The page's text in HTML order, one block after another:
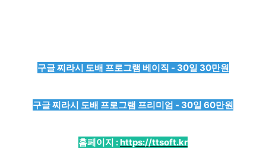
구글 찌라시 도배 프로그램 베이직 - 30일 30만원
구글 찌라시 도배 프로그램 프리미엄 - 30일 60만원
홈페이지 :https://ttsoft.kr